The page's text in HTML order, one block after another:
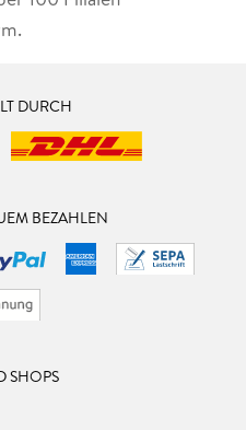
DURCH
BEZAHLEN
SHOPS